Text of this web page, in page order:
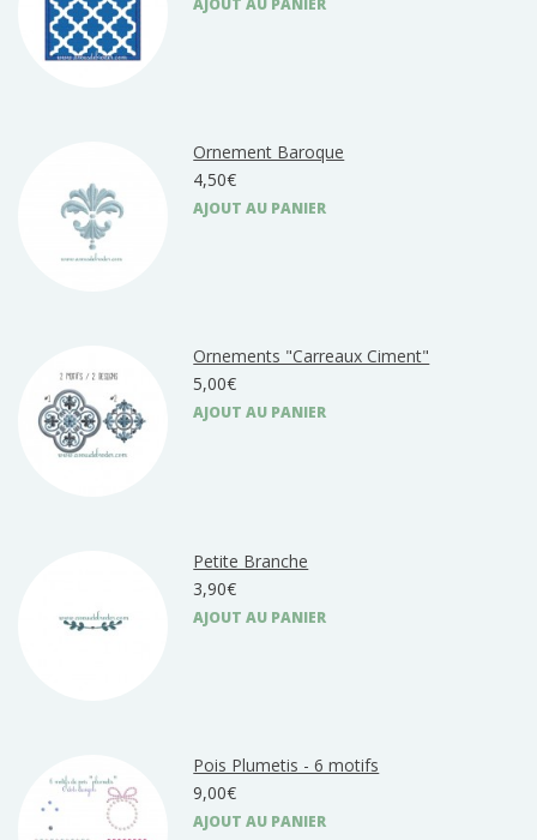
Ornement Baroque
4,50€
AJOUT AU PANIER
Ornements "Carreaux Ciment"
5,00€
AJOUT AU PANIER
Petite Branche
3,90€
AJOUT AU PANIER
Pois Plumetis - 6 motifs
9,00€
AJOUT AU PANIER